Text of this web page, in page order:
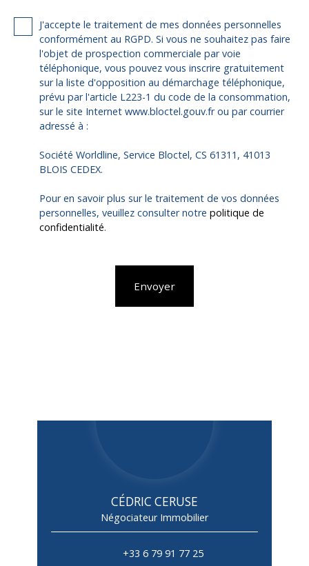
J'accepte le traitement de mes données personnelles
conformément au RGPD. Si vous ne souhaitez pas faire
l'objet de prospection commerciale par voie
téléphonique, vous pouvez vous inscrire gratuitement
sur la liste d'opposition au démarchage téléphonique,
prévu par l'article L223-1 du code de la consommation,
sur le site Internet www.bloctel.gouv.fr ou par courrier
adressé à :
Société Worldline, Service Bloctel, CS 61311, 41013
BLOIS CEDEX.
Pour en savoir plus sur le traitement de vos données
personnelles, veuillez consulter notre politique de
confidentialité.
Envoyer
CÉDRIC CERUSE
Négociateur Immobilier
+33 6 79 91 77 25